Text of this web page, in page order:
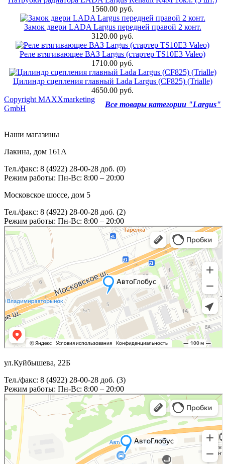
1560.00 руб.
Замок двери LADA Largus передней правой 2 конт.
3120.00 руб.
Реле втягивающее ВАЗ Largus (стартер TS10E3 Valeo)
1710.00 руб.
Цилиндр сцепления главный Lada Largus (CF825) (Trialle)
4650.00 руб.
Все товары категории "Largus"
Copyright MAXXmarketing
GmbH
Наши магазины
Лакина, дом 161А
Тел./факс: 8 (4922) 28-00-28 доб. (0)
Режим работы: Пн-Вс: 8:00 – 20:00
Московское шоссе, дом 5
Тел./факс: 8 (4922) 28-00-28 доб. (2)
Режим работы: Пн-Вс: 8:00 – 20:00
ул.Куйбышева, 22Б
Тел./факс: 8 (4922) 28-00-28 доб. (3)
Режим работы: Пн-Вс: 8:00 – 20:00